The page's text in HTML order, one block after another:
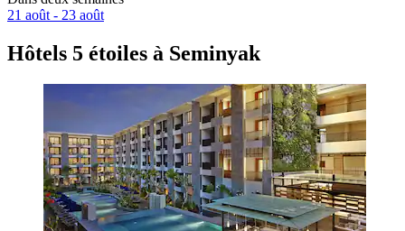
21 août - 23 août
Hôtels 5 étoiles à Seminyak